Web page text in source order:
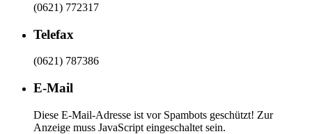
(0621) 772317
Telefax
(0621) 787386
E-Mail
Diese E-Mail-Adresse ist vor Spambots geschützt! Zur
Anzeige muss JavaScript eingeschaltet sein.